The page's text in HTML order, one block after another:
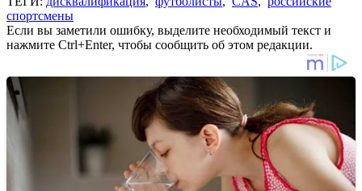
спортсмены
Если вы заметили ошибку, выделите необходимый текст и
нажмите Ctrl+Enter, чтобы сообщить об этом редакции.